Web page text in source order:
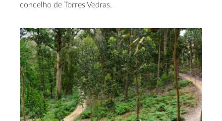
concelho de Torres Vedras.